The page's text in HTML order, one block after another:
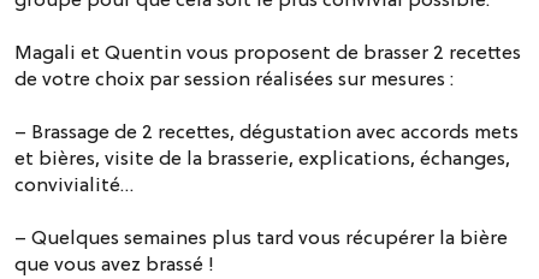
Magali et Quentin vous proposent de brasser 2 recettes
de votre choix par session réalisées sur mesures :
– Brassage de 2 recettes, dégustation avec accords mets
et bières, visite de la brasserie, explications, échanges,
convivialité…
– Quelques semaines plus tard vous récupérer la bière
que vous avez brassé !